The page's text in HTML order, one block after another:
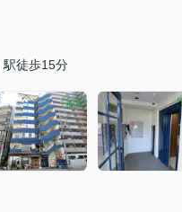
駅徒歩15分